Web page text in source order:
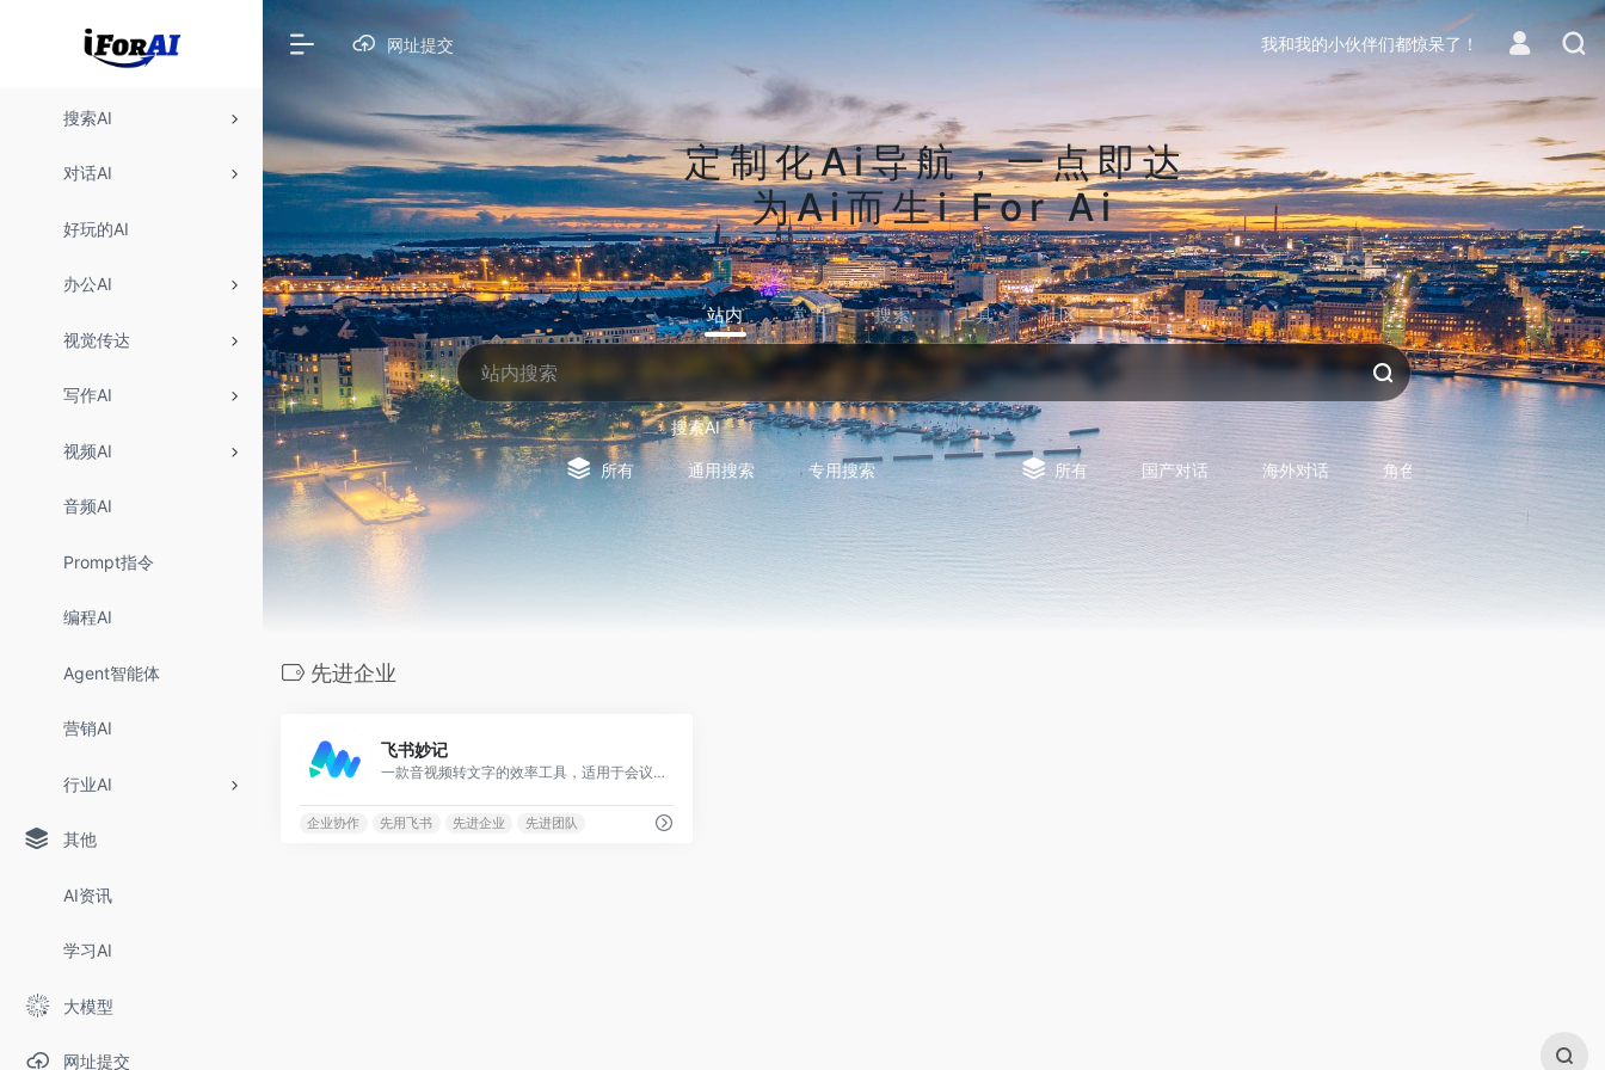
搜索AI
对话AI
好玩的AI
办公AI
视觉传达
写作AI
视频AI
音频AI
Prompt指令
编程AI
Agent智能体
营销AI
行业AI
其他
AI资讯
学习AI
大模型
网址提交
网址提交 我和我的小伙伴们都惊呆了！
定制化Ai导航，一点即达
为Ai而生i For Ai
站内 常用 搜索 工具 社区 生活
搜索AI
所有 通用搜索 专用搜索
对话AI
所有 国产对话 海外对话 角色型对话 专用型对话
先进企业
飞书妙记
一款音视频转文字的效率工具，适用于会议、培训、访谈、课堂等多种场景
企业协作 先用飞书 先进企业 先进团队